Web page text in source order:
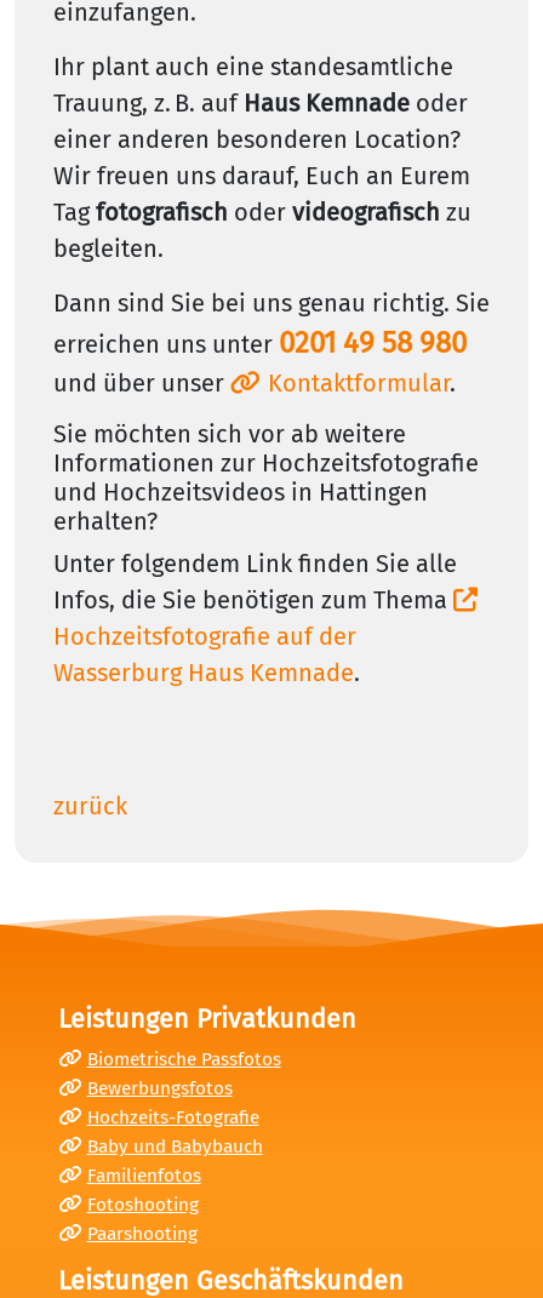
einzufangen.
Ihr plant auch eine standesamtliche
Trauung, z. B. auf Haus Kemnade oder
einer anderen besonderen Location?
Wir freuen uns darauf, Euch an Eurem
Tagfotografisch oder videografisch zu
begleiten.
Dann sind Sie bei uns genau richtig. Sie
erreichen uns unter 0201 49 58 980
und über unser Kontaktformular.
Sie möchten sich vor ab weitere
Informationen zur Hochzeitsfotografie
und Hochzeitsvideos in Hattingen
erhalten?
Unter folgendem Link finden Sie alle
Infos, die Sie benötigen zum Thema
Hochzeitsfotografie auf der
Wasserburg Haus Kemnade.
zurück
Leistungen Privatkunden
Biometrische Passfotos
Bewerbungsfotos
Hochzeits-Fotografie
Baby und Babybauch
Familienfotos
Fotoshooting
Paarshooting
Leistungen Geschäftskunden